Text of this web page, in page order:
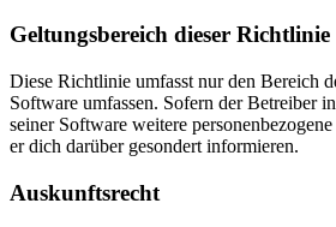
Geltungsbereich dieser Richtlinie
Diese Richtlinie umfasst nur den Bereich
Software umfassen. Sofern der Betreiber
seiner Software weitere
er dich darüber gesondert informieren.
Auskunftsrecht